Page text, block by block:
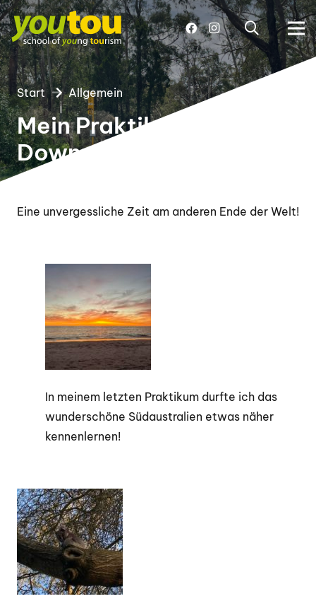
Start Allgemein
Mein Praktikum
Downunder!
Eine unvergessliche Zeit am anderen Ende der Welt!
In meinem letzten Praktikum durfte ich das
wunderschöne Südaustralien etwas näher
kennenlernen!